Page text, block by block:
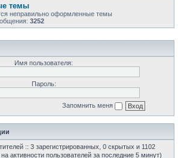
темы
неправильно оформленные темы
3252
Имя пользователя:
Пароль:
Запомнить меня
:: 3 зарегистрированных, 0 скрытых и 1102
активности пользователей за последние 5 минут)